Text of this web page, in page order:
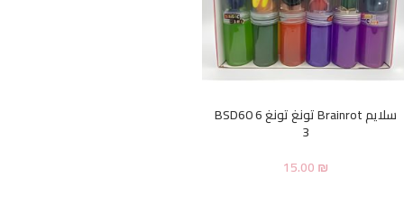
سلايم Brainrot تونغ تونغ 6 BSD60
3
15.00₪